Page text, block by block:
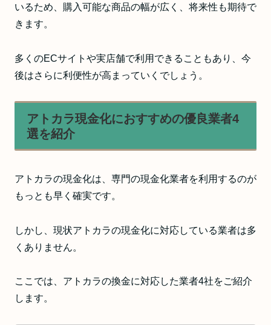
いるため、購入可能な商品の幅が広く、将来性も期待で
きます。
多くのECサイトや実店舗で利用できることもあり、今
後はさらに利便性が高まっていくでしょう。
アトカラ現金化におすすめの優良業者4
選を紹介
アトカラの現金化は、専門の現金化業者を利用するのが
もっとも早く確実です。
しかし、現状アトカラの現金化に対応している業者は多
くありません。
ここでは、アトカラの換金に対応した業者4社をご紹介
します。